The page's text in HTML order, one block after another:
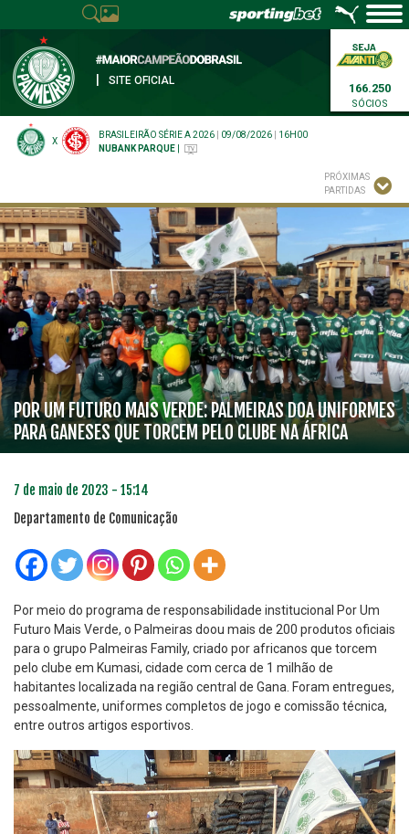
SITE OFICIAL
166.250
SÓCIOS
X
BRASILEIRÃO SÉRIE A 2026 09/08/2026
16H00
NUBANK PARQUE
PRÓXIMAS
PARTIDAS
POR UM FUTURO MAIS VERDE: PALMEIRAS DOA UNIFORMES
PARA GANESES QUE TORCEM PELO CLUBE NA ÁFRICA
7 de maio de 2023 - 15:14
Departamento de Comunicação
Por meio do programa de responsabilidade institucional Por Um
Futuro Mais Verde, o Palmeiras doou mais de 200 produtos oficiais
para o grupo Palmeiras Family, criado por africanos que torcem
pelo clube em Kumasi, cidade com cerca de 1 milhão de
habitantes localizada na região central de Gana. Foram entregues,
pessoalmente, uniformes completos de jogo e comissão técnica,
entre outros artigos esportivos.